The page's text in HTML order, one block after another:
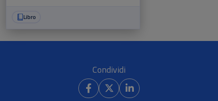
Libro
Condividi